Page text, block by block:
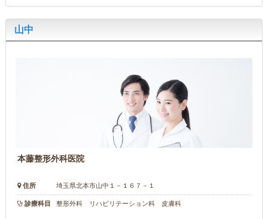
山中
本藤整形外科医院
住所 埼玉県北本市山中１－１６７－１
診療科目 整形外科 リハビリテーション科 皮膚科